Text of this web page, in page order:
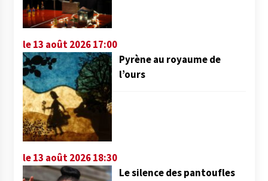
le 13 août 2026 17:00
Pyrène au royaume de
l’ours
le 13 août 2026 18:30
Le silence des pantoufles